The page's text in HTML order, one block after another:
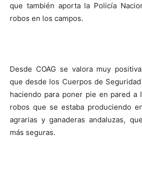
que también aporta la Policía
robos en los campos.
Desde COAG se valora muy
que desde los Cuerpos de
haciendo para poner pie en pared a
robos que se estaba produciendo
agrarias y ganaderas andaluzas,
más seguras.